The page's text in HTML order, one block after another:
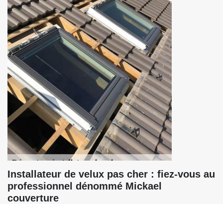
Installateur de velux pas cher : fiez-vous au
professionnel dénommé Mickael
couverture